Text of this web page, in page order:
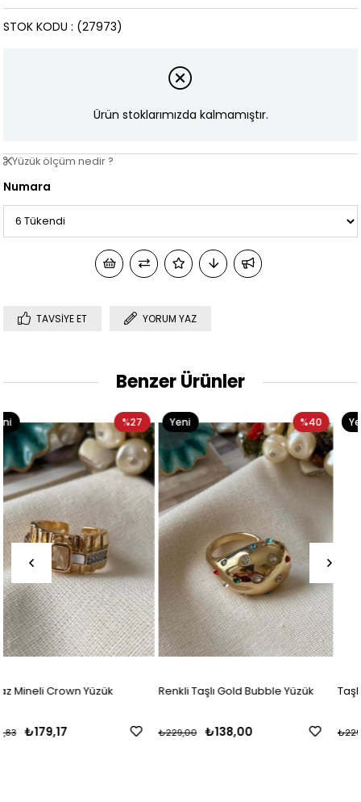
(27973)
STOK KODU
Ürün stoklarımızda kalmamıştır.
Yüzük ölçüm nedir ?
Numara
TAVSIYE ET YORUM YAZ
Benzer Ürünler
Renkli Taşlı Gold Bubble Yüzük
₺229,00
%40
Yeni
Ürün
Taşlı Sarmal Tasarım Yüzük
₺162,50
₺229,17
Yeni
Ürün